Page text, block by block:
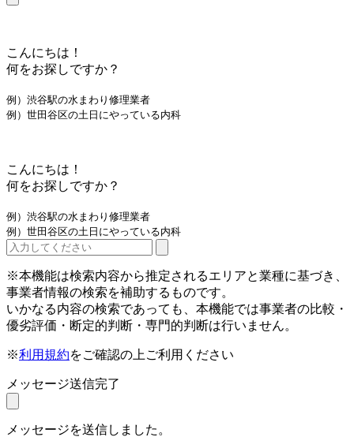
こんにちは！
何をお探しですか？
例）渋谷駅の水まわり修理業者
例）世田谷区の土日にやっている内科
こんにちは！
何をお探しですか？
例）渋谷駅の水まわり修理業者
例）世田谷区の土日にやっている内科
※本機能は検索内容から推定されるエリアと業種に基づき、
事業者情報の検索を補助するものです。
いかなる内容の検索であっても、本機能では事業者の比較・
優劣評価・断定的判断・専門的判断は行いません。
※利用規約をご確認の上ご利用ください
メッセージ送信完了
メッセージを送信しました。